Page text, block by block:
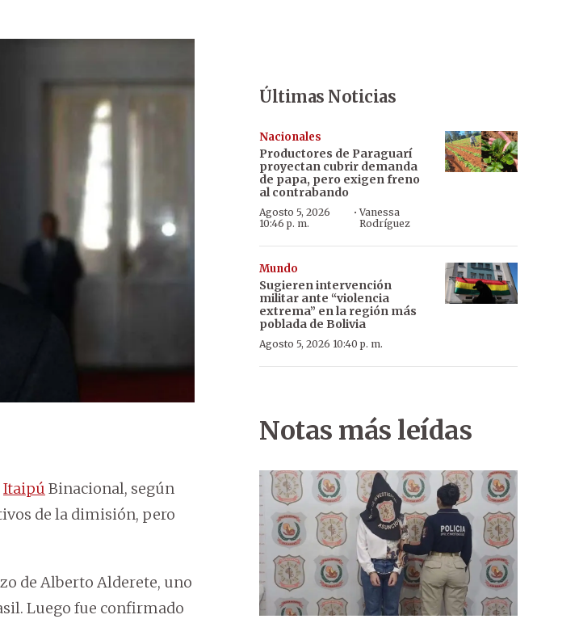
Itaipú Binacional, según
de la dimisión, pero
de Alberto Alderete, uno
Luego fue confirmado
Últimas Noticias
Nacionales
Productores de Paraguarí
proyectan cubrir demanda
de papa, pero exigen freno
al contrabando
Agosto 5, 2026
10:46 p. m.
·Vanessa
Rodríguez
Mundo
Sugieren intervención
militar ante “violencia
extrema” en la región más
poblada de Bolivia
Agosto 5, 2026 10:40 p. m.
Notas más leídas